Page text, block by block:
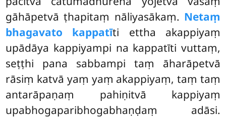
gāhāpetvā ṭhapitaṃ nāliyasākaṃ. Netaṃ
bhagavato kappatīti ettha akappiyaṃ
upādāya kappiyampi na kappatīti vuttaṃ,
seṭṭhi pana sabbampi taṃ āharāpetvā
rāsiṃ katvā yaṃ yaṃ akappiyaṃ, taṃ taṃ
antarāpaṇaṃ pahiṇitvā kappiyaṃ
upabhogaparibhogabhaṇḍaṃ adāsi.